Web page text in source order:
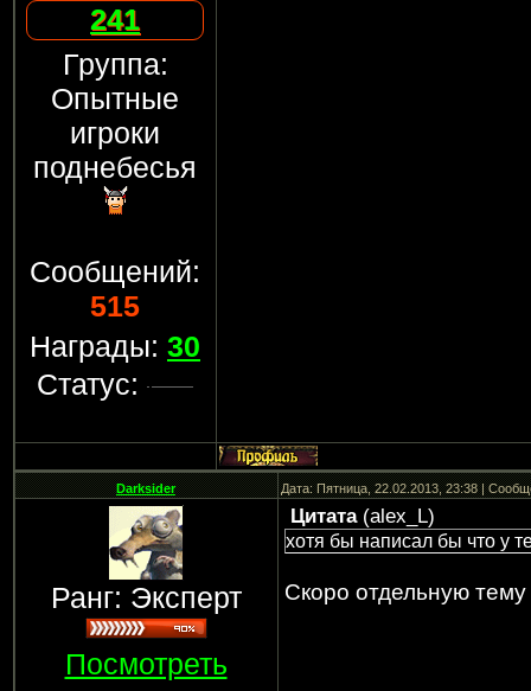
241
Группа:
Опытные
игроки
поднебесья
Сообщений:
515
Награды: 30
Статус:
Darksider Дата: Пятница, 22.02.2013, 23:38 |
Ранг: Эксперт
Посмотреть
Цитата(alex_L)
хотя бы написал бы что у
Скоро отдельную